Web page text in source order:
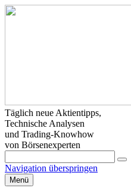
Täglich neue Aktientipps,
Technische Analysen
und Trading-Knowhow
von Börsenexperten
Navigation überspringen
Menü